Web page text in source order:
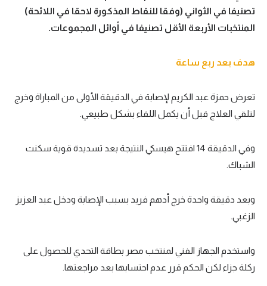
أقسام خاصة
ميركاتو
تقرير في الجول
حكايات في الجول
تصنيفا في الثواني (وفقا للنقاط المذكورة لاحقا في اللائحة)
المنتخبات الأربعة الأقل تصنيفا في أوائل المجموعات.
هدف بعد ربع ساعة
تعرض حمزة عبد الكريم لإصابة في الدقيقة الأولى من المباراة وخرج
لتلقي العلاج قبل أن يكمل اللقاء بشكل طبيعي.
وفي الدقيقة 14 افتتح هيسكي النتيجة بعد تسديدة قوية سكنت
الشباك.
وبعد دقيقة واحدة خرج أدهم فريد بسبب الإصابة ودخل عبد العزيز
الزغبي.
واستخدم الجهاز الفني لمنتخب مصر بطاقة التحدي للحصول على
ركلة جزاء لكن الحكم قرر عدم احتسابها بعد مراجعتها.